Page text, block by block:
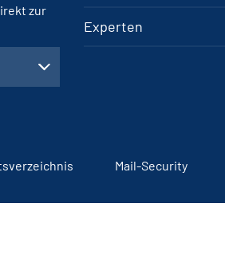
Experten
zur
Mail-Security